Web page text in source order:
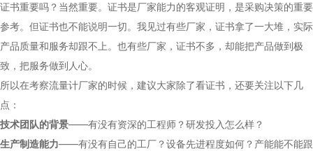
证书重要吗？当然重要。证书是厂家能力的客观证明，是采购决策的重要
参考。但证书也不能说明一切。我见过有些厂家，证书拿了一大堆，实际
产品质量和服务却跟不上。也有些厂家，证书不多，却能把产品做到极
致，把服务做到人心。
所以在考察流量计厂家的时候，建议大家除了看证书，还要关注以下几
点：
技术团队的背景——有没有资深的工程师？研发投入怎么样？
生产制造能力——有没有自己的工厂？设备先进程度如何？产能能不能跟